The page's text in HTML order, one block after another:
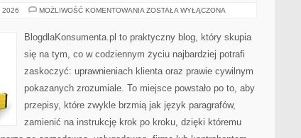
2026 MOŻLIWOŚĆ KOMENTOWANIA PRAWO
ZOSTAŁA WYŁĄCZONA
BlogdlaKonsumenta.pl to praktyczny blog, który skupia
się na tym, co w codziennym życiu najbardziej potrafi
zaskoczyć: uprawnieniach klienta oraz prawie cywilnym
pokazanych zrozumiale. To miejsce powstało po to, aby
przepisy, które zwykle brzmią jak język paragrafów,
zamienić na instrukcję krok po kroku, dzięki któremu